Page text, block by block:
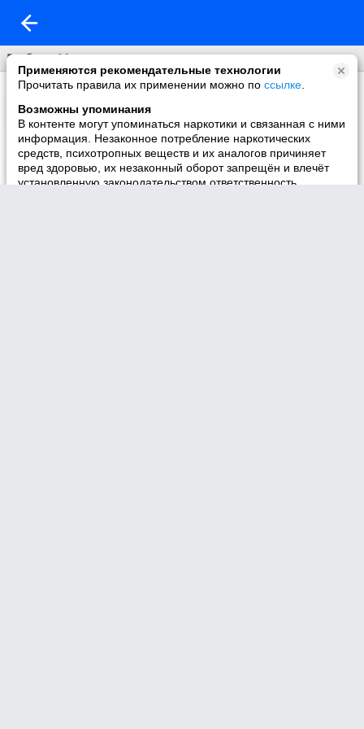
Применяются рекомендательные технологии
Прочитать правила их применении можно по ссылке
Возможны упоминания
В контенте могут упоминаться наркотики и связанная с ними
информация. Незаконное потребление наркотических
средств, психотропных веществ и их аналогов причиняет
вред здоровью, их незаконный оборот запрещён и влечёт
установленную законодательством ответственность
Рыбное Место